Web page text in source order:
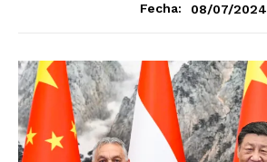
Fecha:
08/07/2024